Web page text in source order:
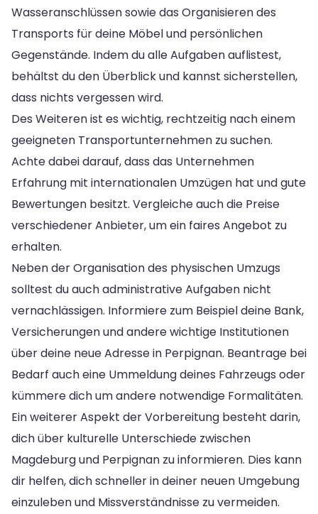
Wasseranschlüssen sowie das Organisieren des
Transports für deine Möbel und persönlichen
Gegenstände. Indem du alle Aufgaben auflistest,
behältst du den Überblick und kannst sicherstellen,
dass nichts vergessen wird.
Des Weiteren ist es wichtig, rechtzeitig nach einem
geeigneten Transportunternehmen zu suchen.
Achte dabei darauf, dass das Unternehmen
Erfahrung mit internationalen Umzügen hat und gute
Bewertungen besitzt. Vergleiche auch die Preise
verschiedener Anbieter, um ein faires Angebot zu
erhalten.
Neben der Organisation des physischen Umzugs
solltest du auch administrative Aufgaben nicht
vernachlässigen. Informiere zum Beispiel deine Bank,
Versicherungen und andere wichtige Institutionen
über deine neue Adresse in Perpignan. Beantrage bei
Bedarf auch eine Ummeldung deines Fahrzeugs oder
kümmere dich um andere notwendige Formalitäten.
Ein weiterer Aspekt der Vorbereitung besteht darin,
dich über kulturelle Unterschiede zwischen
Magdeburg und Perpignan zu informieren. Dies kann
dir helfen, dich schneller in deiner neuen Umgebung
einzuleben und Missverständnisse zu vermeiden.